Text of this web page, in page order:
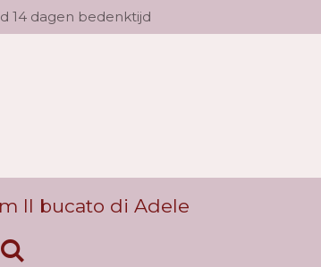
14 dagen bedenktijd
Il bucato di Adele